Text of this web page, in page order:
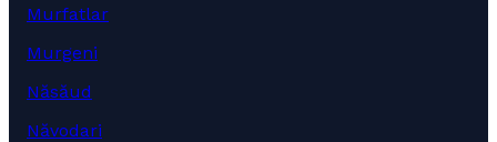
Murfatlar
Murgeni
Năsăud
Năvodari